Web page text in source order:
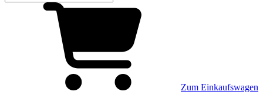
Zum Einkaufswagen